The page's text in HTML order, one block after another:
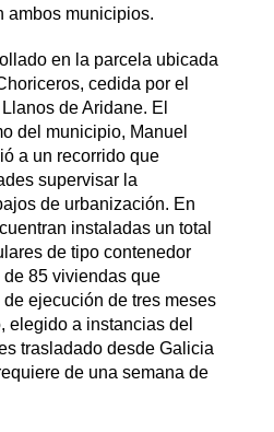
ambos municipios.
en la parcela ubicada
cedida por el
de Aridane. El
del municipio, Manuel
a un recorrido que
supervisar la
de urbanización. En
instaladas un total
de tipo contenedor
85 viviendas que
ejecución de tres meses
elegido a instancias del
trasladado desde Galicia
de una semana de